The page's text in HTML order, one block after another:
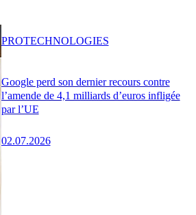
Google perd son dernier recours contre
l’amende de 4,1 milliards d’euros infligée
par l’UE
02.07.2026
PROTECHNOLOGIES